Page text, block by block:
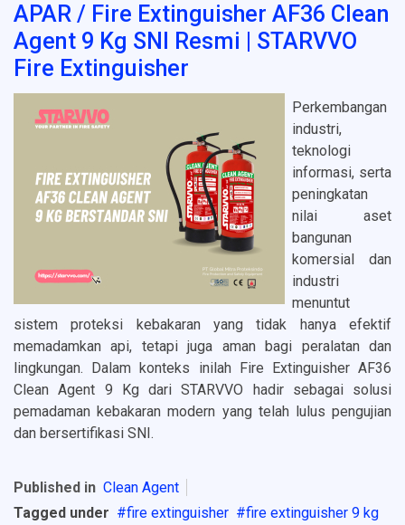
APAR / Fire Extinguisher AF36 Clean
Agent 9 Kg SNI Resmi | STARVVO
Fire Extinguisher
Perkembangan
industri,
teknologi
informasi, serta
peningkatan
nilai aset
bangunan
komersial dan
industri
menuntut
sistem proteksi kebakaran yang tidak hanya efektif
memadamkan api, tetapi juga aman bagi peralatan dan
lingkungan. Dalam konteks inilah Fire Extinguisher AF36
Clean Agent 9 Kg dari STARVVO hadir sebagai solusi
pemadaman kebakaran modern yang telah lulus pengujian
dan bersertifikasi SNI.
Published in Clean Agent
Tagged under
fire extinguisher
fire extinguisher 9 kg